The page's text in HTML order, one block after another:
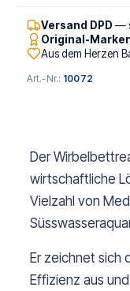
Versand DPD —
Original-
Aus dem Herzen
Art.-Nr.: 10072
Der
wirtschaftliche
Vielzahl von
Er zeichnet sich
Effizienz aus